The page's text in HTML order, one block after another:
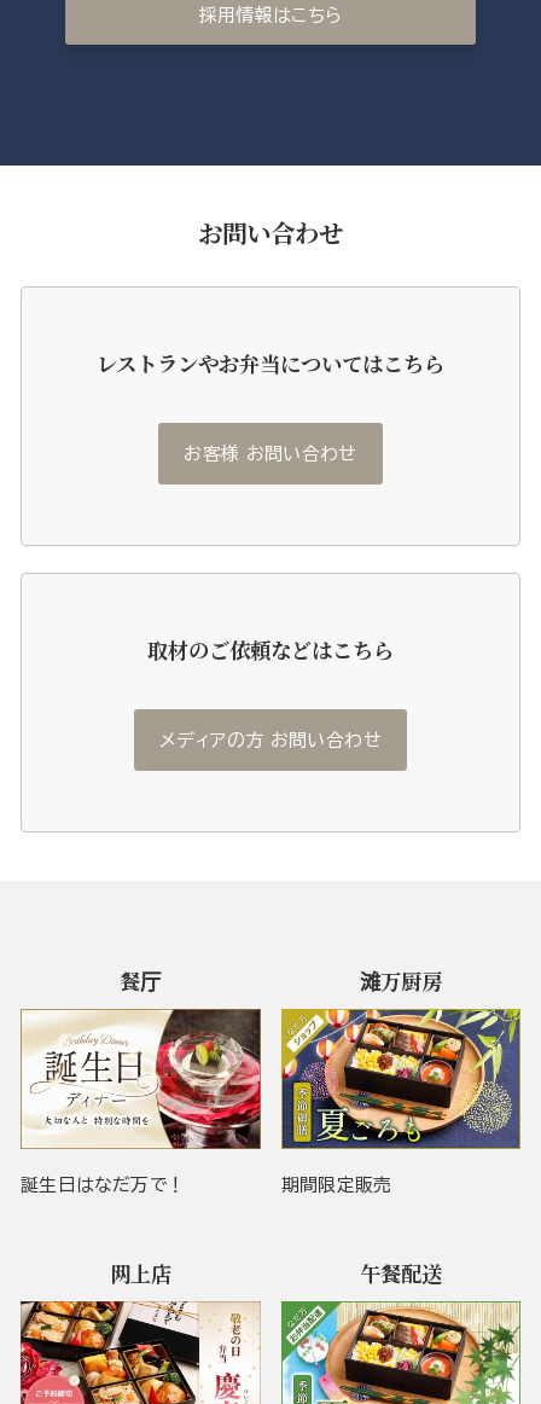
採用情報はこちら
お問い合わせ
レストランやお弁当についてはこちら
お客様 お問い合わせ
取材のご依頼などはこちら
メディアの方 お問い合わせ
餐厅
誕生日はなだ万で！
滩万厨房
期間限定販売
网上店 午餐配送